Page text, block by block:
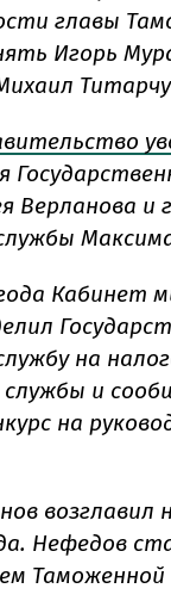
главы
Игорь
Верланова и
Кабинет
на
и
на
возглавил
Нефедов